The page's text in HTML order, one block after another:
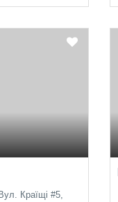
Країщі #5,